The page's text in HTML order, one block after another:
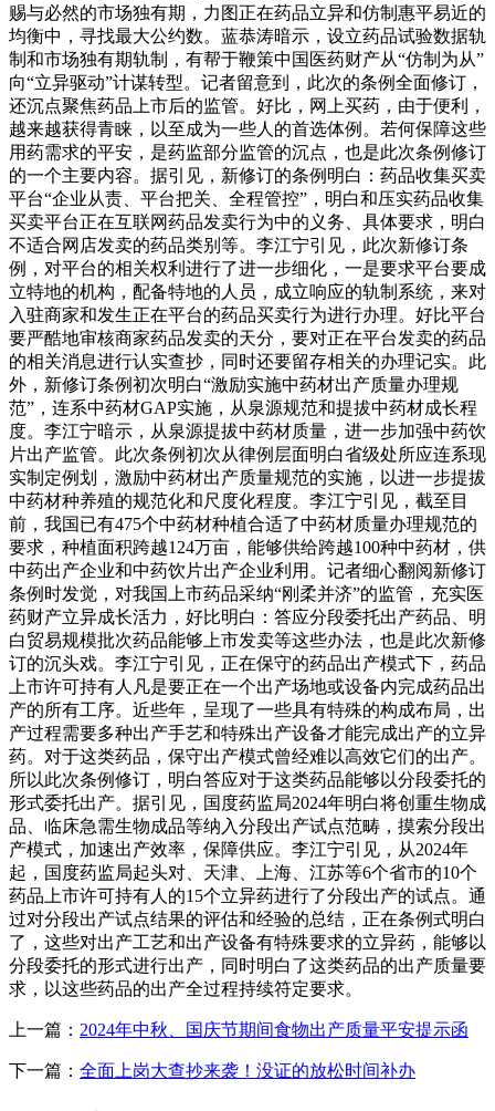
赐与必然的市场独有期，力图正在药品立异和仿制惠平易近的
均衡中，寻找最大公约数。蓝恭涛暗示，设立药品试验数据轨
制和市场独有期轨制，有帮于鞭策中国医药财产从“仿制为从”
向“立异驱动”计谋转型。记者留意到，此次的条例全面修订，
还沉点聚焦药品上市后的监管。好比，网上买药，由于便利，
越来越获得青睐，以至成为一些人的首选体例。若何保障这些
用药需求的平安，是药监部分监管的沉点，也是此次条例修订
的一个主要内容。据引见，新修订的条例明白：药品收集买卖
平台“企业从责、平台把关、全程管控”，明白和压实药品收集
买卖平台正在互联网药品发卖行为中的义务、具体要求，明白
不适合网店发卖的药品类别等。李江宁引见，此次新修订条
例，对平台的相关权利进行了进一步细化，一是要求平台要成
立特地的机构，配备特地的人员，成立响应的轨制系统，来对
入驻商家和发生正在平台的药品买卖行为进行办理。好比平台
要严酷地审核商家药品发卖的天分，要对正在平台发卖的药品
的相关消息进行认实查抄，同时还要留存相关的办理记实。此
外，新修订条例初次明白“激励实施中药材出产质量办理规
范”，连系中药材GAP实施，从泉源规范和提拔中药材成长程
度。李江宁暗示，从泉源提拔中药材质量，进一步加强中药饮
片出产监管。此次条例初次从律例层面明白省级处所应连系现
实制定例划，激励中药材出产质量规范的实施，以进一步提拔
中药材种养殖的规范化和尺度化程度。李江宁引见，截至目
前，我国已有475个中药材种植合适了中药材质量办理规范的
要求，种植面积跨越124万亩，能够供给跨越100种中药材，供
中药出产企业和中药饮片出产企业利用。记者细心翻阅新修订
条例时发觉，对我国上市药品采纳“刚柔并济”的监管，充实医
药财产立异成长活力，好比明白：答应分段委托出产药品、明
白贸易规模批次药品能够上市发卖等这些办法，也是此次新修
订的沉头戏。李江宁引见，正在保守的药品出产模式下，药品
上市许可持有人凡是要正在一个出产场地或设备内完成药品出
产的所有工序。近些年，呈现了一些具有特殊的构成布局，出
产过程需要多种出产手艺和特殊出产设备才能完成出产的立异
药。对于这类药品，保守出产模式曾经难以高效它们的出产。
所以此次条例修订，明白答应对于这类药品能够以分段委托的
形式委托出产。据引见，国度药监局2024年明白将创重生物成
品、临床急需生物成品等纳入分段出产试点范畴，摸索分段出
产模式，加速出产效率，保障供应。李江宁引见，从2024年
起，国度药监局起头对、天津、上海、江苏等6个省市的10个
药品上市许可持有人的15个立异药进行了分段出产的试点。通
过对分段出产试点结果的评估和经验的总结，正在条例式明白
了，这些对出产工艺和出产设备有特殊要求的立异药，能够以
分段委托的形式进行出产，同时明白了这类药品的出产质量要
求，以这些药品的出产全过程持续符定要求。
上一篇： 2024年中秋、国庆节期间食物出产质量平安提示函
下一篇： 全面上岗大查抄来袭！没证的放松时间补办